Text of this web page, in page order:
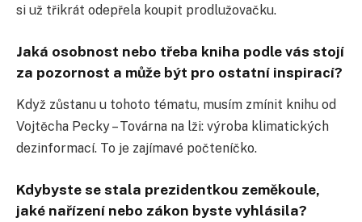
si už třikrát odepřela koupit prodlužovačku.
Jaká osobnost nebo třeba kniha podle vás stojí
za pozornost a může být pro ostatní inspirací?
Když zůstanu u tohoto tématu, musím zmínit knihu od
Vojtěcha Pecky – Továrna na lži: výroba klimatických
dezinformací. To je zajímavé počteníčko.
Kdybyste se stala prezidentkou zeměkoule,
jaké nařízení nebo zákon byste vyhlásila?